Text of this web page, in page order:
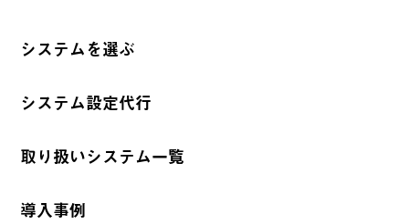
システムを選ぶ
システム設定代行
取り扱いシステム一覧
導入事例